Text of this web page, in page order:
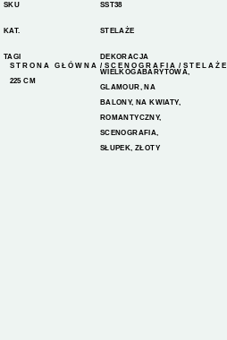
SKU SST38
KAT. STELAŻE
TAGI
DEKORACJA
WIELKOGABARYTOWA,
GLAMOUR, NA
BALONY, NA KWIATY,
ROMANTYCZNY,
SCENOGRAFIA,
SŁUPEK, ZŁOTY
STRONA GŁÓWNA / SCENOGRAFIA /STELAŻE
225 CM